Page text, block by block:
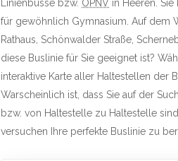
Linienbusse bzw. ÖPNV in Heeren.
für gewöhnlich Gymnasium. Auf dem
Rathaus, Schönwalder Straße,
diese Buslinie für Sie geeignet ist?
interaktive Karte aller Haltestellen der
Warscheinlich ist, dass Sie auf der
bzw. von Haltestelle zu Haltestelle
versuchen Ihre perfekte Buslinie zu